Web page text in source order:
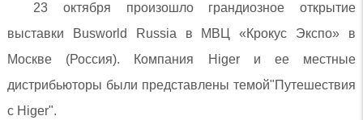
23 октября произошло грандиозное открытие
выставки Busworld Russia в МВЦ «Крокус Экспо» в
Москве (Россия). Компания Higer и ее местные
дистрибьюторы были представлены темой"Путешествия
с Higer".